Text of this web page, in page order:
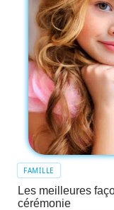
FAMILLE
Les meilleures
cérémonie